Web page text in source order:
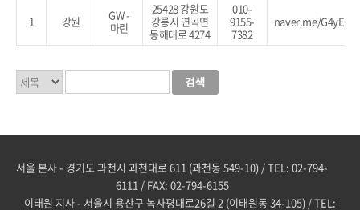
1 강원
GW -
마린
25428 강원도
강릉시 연곡면
동해대로 4274
010-
9155-
7382
naver.me/
서울 본사 - 경기도 과천시 과천대로 611 (과천동 549-10) / TEL: 02-794-
6111 / FAX: 02-794-6155
이태원 지사 - 서울시 용산구 녹사평대로26길 2 (이태원동 34-105) / TEL: